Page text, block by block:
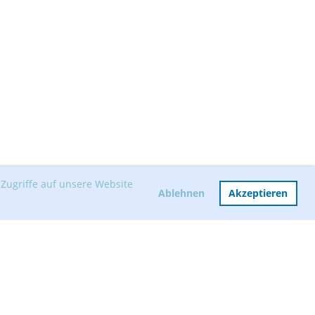
auf unsere Website
Ablehnen Akzeptieren